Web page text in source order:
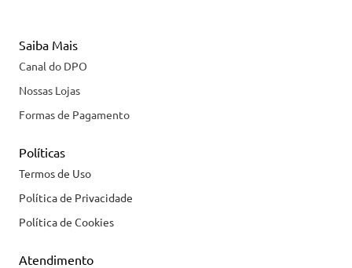
Saiba Mais
Canal do DPO
Nossas Lojas
Formas de Pagamento
Políticas
Termos de Uso
Política de Privacidade
Política de Cookies
Atendimento